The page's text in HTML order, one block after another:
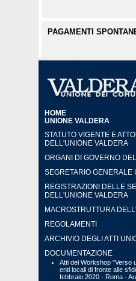
PAGAMENTI
HOME
UNIONE VALDERA
STATUTO VIGENTE E
DELL'UNIONE VALDERA
ORGANI DI GOVERNO
SEGRETARIO GENERALE
REGISTRAZIONI DELLE
DELL'UNIONE VALDERA
MACROSTRUTTURA
REGOLAMENTI
ARCHIVIO DEGLI ATTI
DOCUMENTAZIONE
Atti del Workshop "Verso
enti locali di fronte alle
febbraio 2020 - Roma -